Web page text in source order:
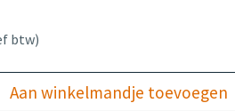
btw)
Aan winkelmandje toevoegen